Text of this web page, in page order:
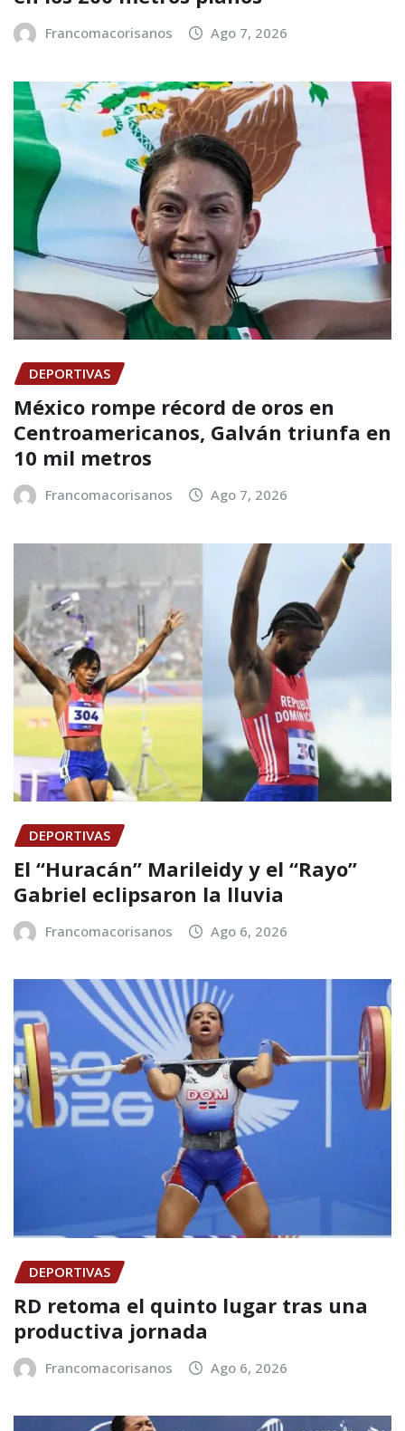
Francomacorisanos Ago 7, 2026
DEPORTIVAS
México rompe récord de oros en
Centroamericanos, Galván triunfa en
10 mil metros
Francomacorisanos Ago 7, 2026
DEPORTIVAS
El “Huracán” Marileidy y el “Rayo”
Gabriel eclipsaron la lluvia
Francomacorisanos Ago 6, 2026
DEPORTIVAS
RD retoma el quinto lugar tras una
productiva jornada
Francomacorisanos Ago 6, 2026